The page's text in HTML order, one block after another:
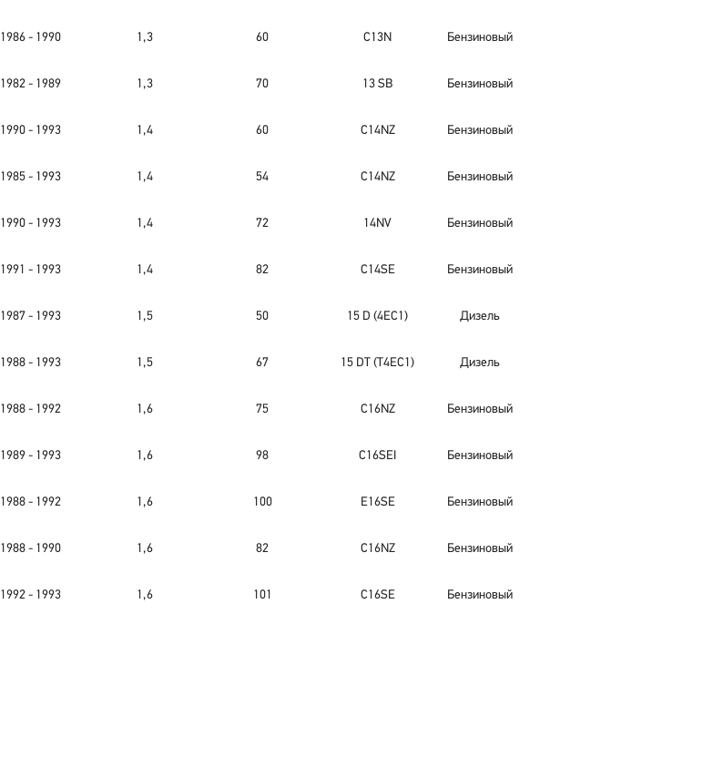
1986 - 1990 1,3 60 C13N Бензиновый
1982 - 1989 1,3 70 13 SB Бензиновый
1990 - 1993 1,4 60 C14NZ Бензиновый
1985 - 1993 1,4 54 C14NZ Бензиновый
1990 - 1993 1,4 72 14NV Бензиновый
1991 - 1993 1,4 82 C14SE Бензиновый
1987 - 1993 1,5 50 15 D (4EC1) Дизель
1988 - 1993 1,5 67 15 DT (T4EC1) Дизель
1988 - 1992 1,6 75 C16NZ Бензиновый
1989 - 1993 1,6 98 C16SEI Бензиновый
1988 - 1992 1,6 100 E16SE Бензиновый
1988 - 1990 1,6 82 C16NZ Бензиновый
1992 - 1993 1,6 101 C16SE Бензиновый